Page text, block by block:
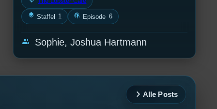
layers Staffel 1 podcasts Episode 6
group Sophie, Joshua Hartmann
Alle Posts